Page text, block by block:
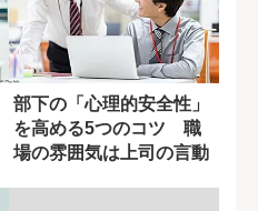
部下の「心理的安全性」
を高める5つのコツ 職
場の雰囲気は上司の言動